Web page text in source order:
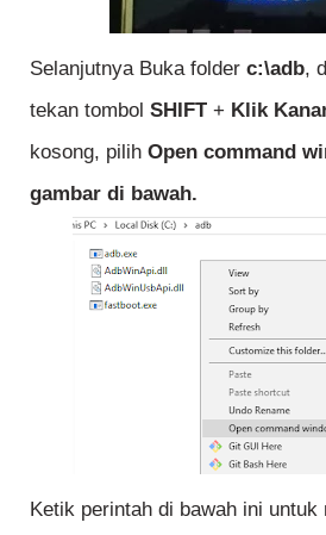
Selanjutnya Buka folder c:\adb,
tekan tombol SHIFT + Klik
kosong, pilih Open command
gambar di bawah.
Ketik perintah di bawah ini untuk